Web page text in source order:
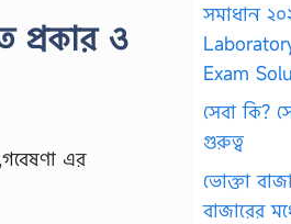
প্রকার ও
এর
সমাধান
Exam
সেবা কি?
গুরুত্ব
ভোক্তা
বাজারের